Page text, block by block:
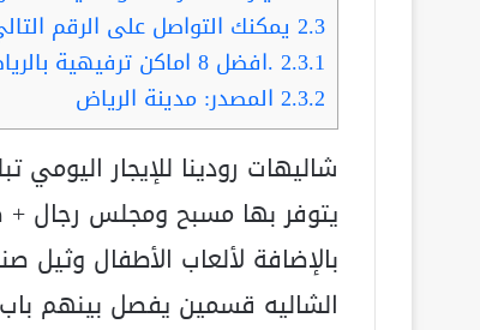
2.3 يمكنك التواصل على الرقم التالي:
2.3.1 .افضل 8 اماكن ترفيهية بالرياض … تزورها العائلات في العطل والاجازات
2.3.2 المصدر: مدينة الرياض
شاليهات رودينا للإيجار اليومي تبلغ
يتوفر بها مسبح ومجلس رجال
بالإضافة لألعاب الأطفال وثيل
الشاليه قسمين يفصل بينهم باب